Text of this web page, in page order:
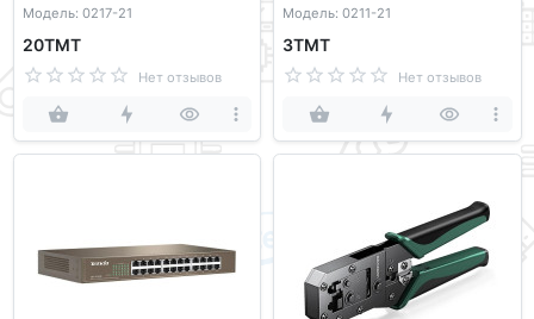
Модель: 0217-21
20ТМТ
Нет отзывов
Модель: 0211-21
3ТМТ
Нет отзывов